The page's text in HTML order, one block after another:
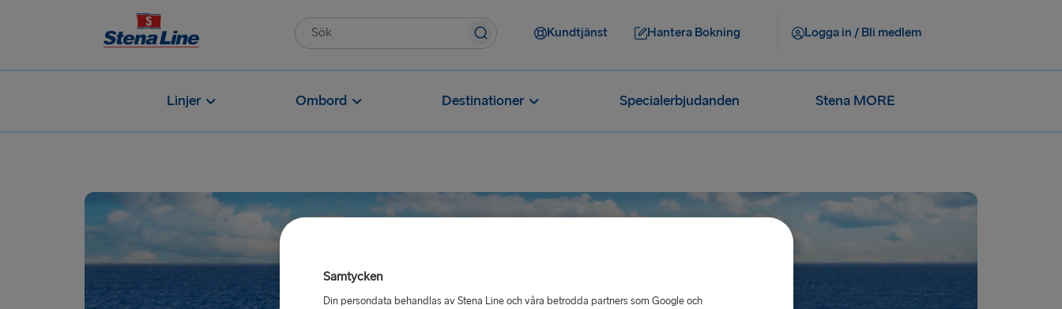
Kundtjänst Hantera Bokning Logga in / Bli medlem
Linjer Ombord Destinationer Specialerbjudanden Stena MORE
Samtycken
Din persondata behandlas av Stena Line och våra betrodda partners som Google och